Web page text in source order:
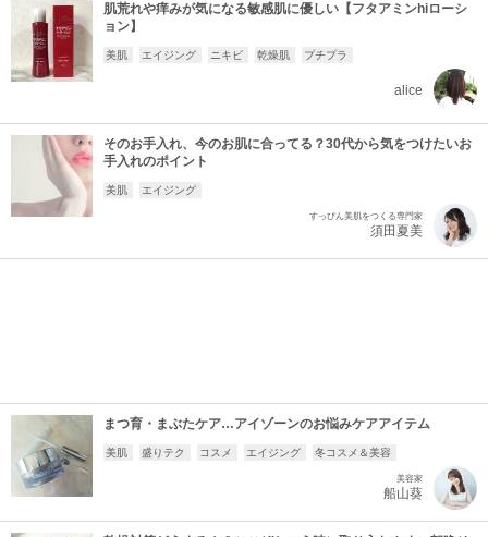
肌荒れや痒みが気になる敏感肌に優しい【フタアミンhiローシ
ョン】
美肌 エイジング ニキビ 乾燥肌 プチプラ
alice
そのお手入れ、今のお肌に合ってる？30代から気をつけたいお
手入れのポイント
美肌 エイジング
すっぴん美肌をつくる専門家
須田夏美
まつ育・まぶたケア…アイゾーンのお悩みケアアイテム
美肌 盛りテク コスメ エイジング 冬コスメ＆美容
美容家
船山葵